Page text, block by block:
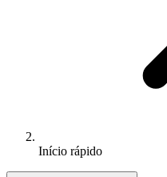
Início rápido